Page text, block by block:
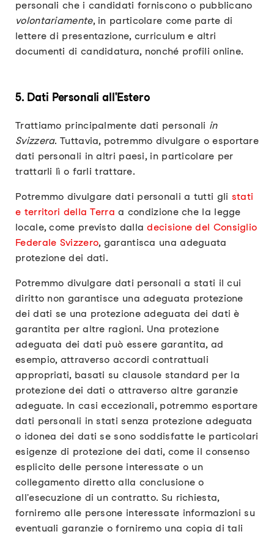
personali che i candidati forniscono o pubblicano
volontariamente, in particolare come parte di
lettere di presentazione, curriculum e altri
documenti di candidatura, nonché profili online.
5. Dati Personali all'Estero
Trattiamo principalmente dati personali in
Svizzera. Tuttavia, potremmo divulgare o esportare
dati personali in altri paesi, in particolare per
trattarli lì o farli trattare.
Potremmo divulgare dati personali a tutti gli stati
e territori della Terra a condizione che la legge
locale, come previsto dalladecisione del Consiglio
Federale Svizzero, garantisca una adeguata
protezione dei dati.
Potremmo divulgare dati personali a stati il cui
diritto non garantisce una adeguata protezione
dei dati se una protezione adeguata dei dati è
garantita per altre ragioni. Una protezione
adeguata dei dati può essere garantita, ad
esempio, attraverso accordi contrattuali
appropriati, basati su clausole standard per la
protezione dei dati o attraverso altre garanzie
adeguate. In casi eccezionali, potremmo esportare
dati personali in stati senza protezione adeguata
o idonea dei dati se sono soddisfatte le particolari
esigenze di protezione dei dati, come il consenso
esplicito delle persone interessate o un
collegamento diretto alla conclusione o
all'esecuzione di un contratto. Su richiesta,
forniremo alle persone interessate informazioni su
eventuali garanzie o forniremo una copia di tali